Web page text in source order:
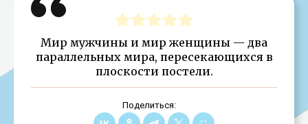
Мир мужчины и мир женщины — два
параллельных мира, пересекающихся в
плоскости постели.
Поделиться: